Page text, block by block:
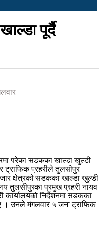
पूर्दै
परेका सडकका खाल्डा खुल्डी
ट्राफिक प्रहरीले तुलसीपुर
क्षेत्रको सडकका खाल्डा खुल्डी
तुलसीपुरका प्रमुख प्रहरी नायव
कार्यालयको निर्देशनमा सडकका
। उनले मंगलवार ५ जना ट्राफिक